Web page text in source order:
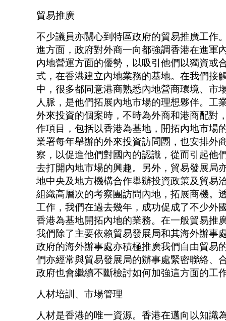
貿易推廣
不少議員亦關心到特區政府的貿易推廣工作
進方面，政府對外商一向都強調香港在進軍
內地營運方面的優勢，以吸引他們以獨資或
式，在香港建立內地業務的基地。在我們接
中，很多都同意港商熟悉內地營商環境、市
人脈，是他們拓展內地市場的理想夥伴。工
外來投資的個案時，不時為外商和港商配對
作項目，包括以香港為基地，開拓內地市場
業署每年舉辦的外來投資訪問團，也安排外
察，以促進他們對國內的認識，從而引起他
去打開內地市場的興趣。另外，貿易發展局
地中央及地方機構合作舉辦投資政策及貿易
組織高層次的考察團訪問內地，拓展商機。
工作，我們在過去幾年，成功促成了不少外
香港為基地開拓內地的業務。在一般貿易
我們除了主要依賴貿易發展局和其海外辦事
政府的海外辦事處亦積極推廣我們自由貿易
們亦經常與貿易發展局的辦事處緊密聯絡、
政府也會繼續不斷檢討如何加強這方面的工
人材培訓、市場管理
人材是香港的唯一資源。香港在邁向以知識